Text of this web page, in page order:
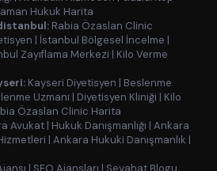
Hukuk Harita
Rabia Özaslan Clinic
| İstanbul Bölgesel İncelme |
Zayıflama Merkezi | Kilo Verme
Kayseri Diyetisyen | Beslenme
Uzmanı | Diyetisyen Kliniği | Kilo
Özaslan Clinic Harita
Avukat | Hukuk Danışmanlığı | Ankara
| Ankara Hukuki Danışmanlık |
| SEO Ajansları | Seyahat Blogu